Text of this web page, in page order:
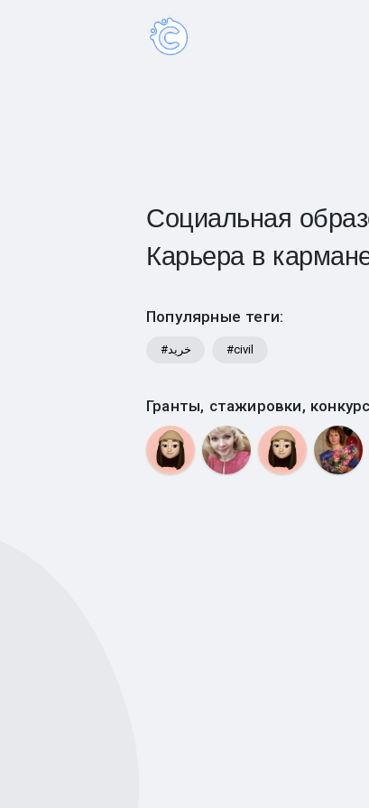
Социальная
Карьера в
Популярные теги:
#خرید #civil
Гранты, стажировки,